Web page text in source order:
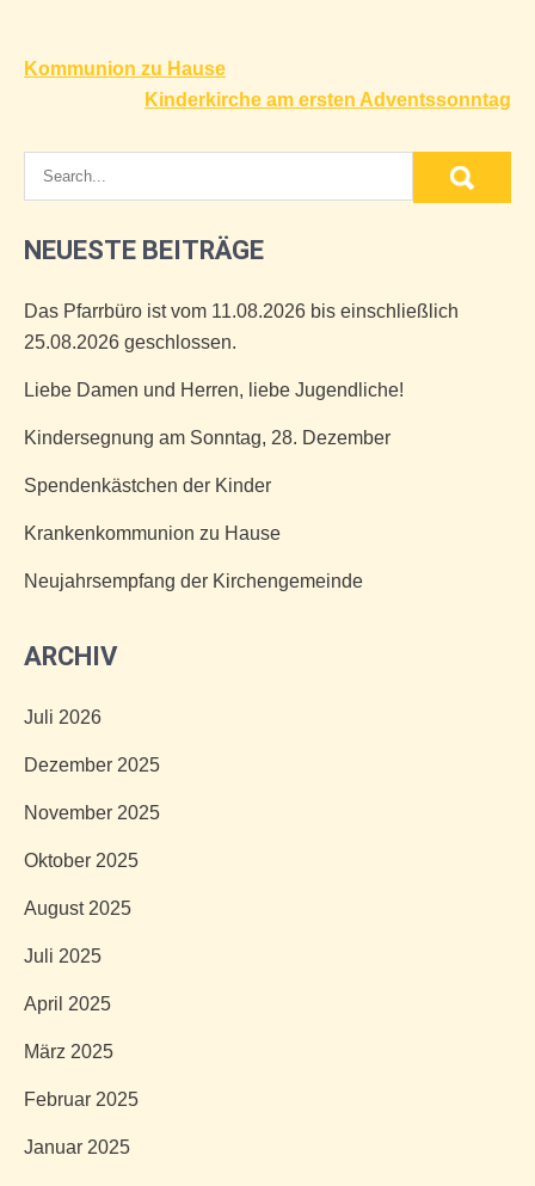
Beitragsnavigation
Kommunion zu Hause
Kinderkirche am ersten Adventssonntag
NEUESTE BEITRÄGE
Das Pfarrbüro ist vom 11.08.2026 bis einschließlich
25.08.2026 geschlossen.
Liebe Damen und Herren, liebe Jugendliche!
Kindersegnung am Sonntag, 28. Dezember
Spendenkästchen der Kinder
Krankenkommunion zu Hause
Neujahrsempfang der Kirchengemeinde
ARCHIV
Juli 2026
Dezember 2025
November 2025
Oktober 2025
August 2025
Juli 2025
April 2025
März 2025
Februar 2025
Januar 2025